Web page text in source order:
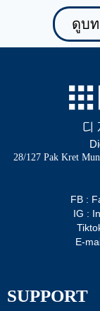
ดูบท
28/127 Pak Kret
FB :
IG :
E-
SUPPORT